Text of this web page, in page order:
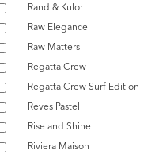
Rand & Kulor
Raw Elegance
Raw Matters
Regatta Crew
Regatta Crew Surf Edition
Reves Pastel
Rise and Shine
Riviera Maison